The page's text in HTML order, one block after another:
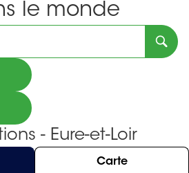
le monde
- Eure-et-Loir
Carte